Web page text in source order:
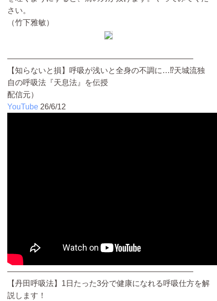
さい。
（竹下雅敏）
————————————————————————
【知らないと損】呼吸が浅いと全身の不調に…⁉天城流独
自の呼吸法『天息法』を伝授
配信元）
YouTube 26/6/12
————————————————————————
【丹田呼吸法】1日たった3分で健康になれる呼吸仕方を解
説します！